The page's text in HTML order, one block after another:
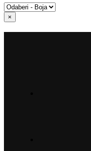
Close
product
quick
×